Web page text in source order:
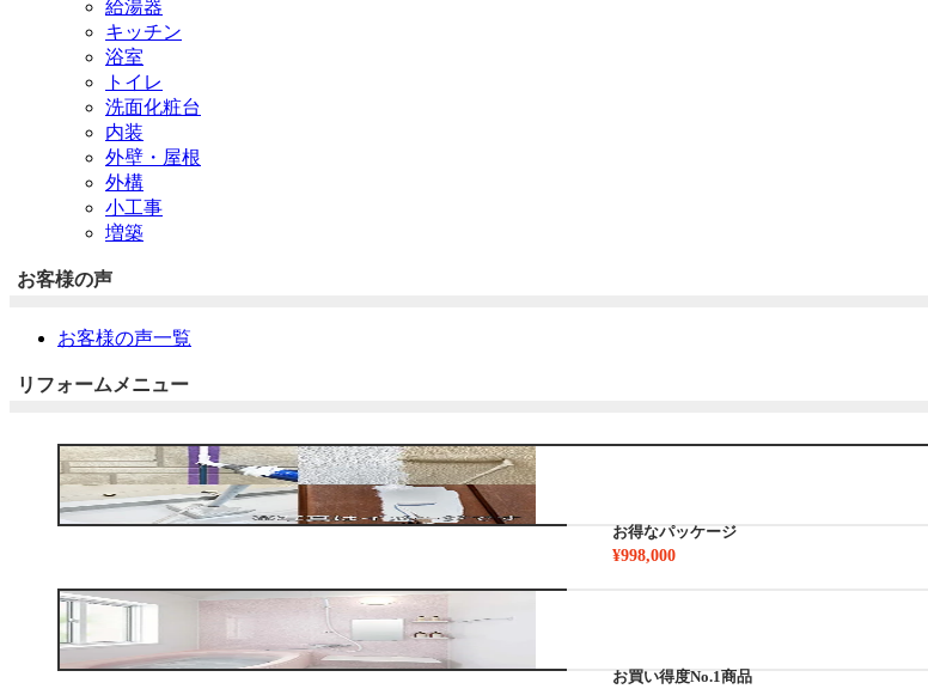
給湯器
キッチン
浴室
トイレ
洗面化粧台
内装
外壁・屋根
外構
小工事
増築
お客様の声
お客様の声一覧
リフォームメニュー
お得なパッケージ
¥998,000
お買い得度No.1商品